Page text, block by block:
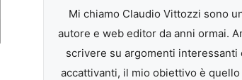
Mi chiamo Claudio Vittozzi sono
autore e web editor da anni ormai.
scrivere su argomenti interessanti
accattivanti, il mio obiettivo è quello